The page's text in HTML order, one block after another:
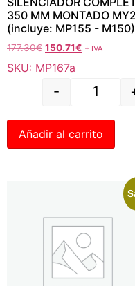
350 MM MONTADO
(incluye: MP155 - M150)
177.30€ 150.71€ + IVA
SKU: MP167a
-
Añadir al carrito